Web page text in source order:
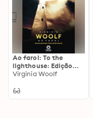
Ao farol: To the
lighthouse: Edição
bilíngue português -
Virginia Woolf